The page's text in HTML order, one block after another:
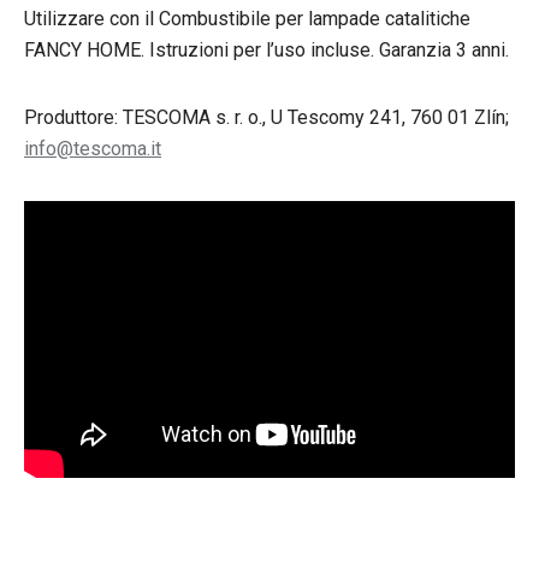
Utilizzare con il Combustibile per lampade catalitiche
FANCY HOME. Istruzioni per l’uso incluse. Garanzia 3 anni.
Produttore: TESCOMA s. r. o., U Tescomy 241, 760 01 Zlín;
info@tescoma.it